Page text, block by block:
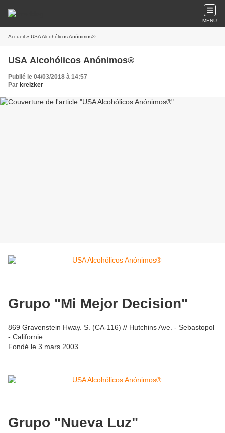
MENU
Accueil » USA Alcohólicos Anónimos®
USA Alcohólicos Anónimos®
Publié le 04/03/2018 à 14:57
Par kreizker
Grupo "Mi Mejor Decision"
869 Gravenstein Hway. S. (CA-116) // Hutchins Ave. - Sebastopol
- Californie
Fondé le 3 mars 2003
Grupo "Nueva Luz"